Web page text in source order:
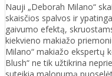
Nauji „Deborah Milano“
skaisčios spalvos ir
gaivumo efektą,
kiekvieno makiažo
Milano“ makiažo ekspertų
Blush“ ne tik užtikrina